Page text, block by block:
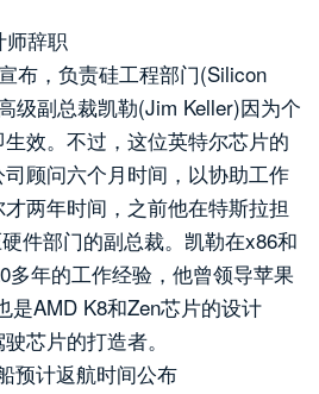
师辞职
布，负责硅工程部门(Silicon
级副总裁凯勒(Jim Keller)因为个
效。不过，这位英特尔芯片的
顾问六个月时间，以协助工作
两年时间，之前他在特斯拉担
件部门的副总裁。凯勒在x86和
多年的工作经验，他曾领导苹果
是AMD K8和Zen芯片的设计
芯片的打造者。
预计返航时间公布